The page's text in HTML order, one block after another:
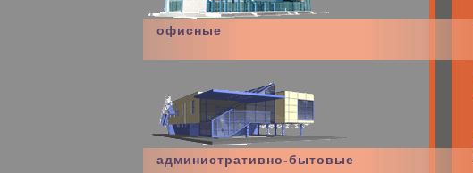
офисные
административно-бытовые